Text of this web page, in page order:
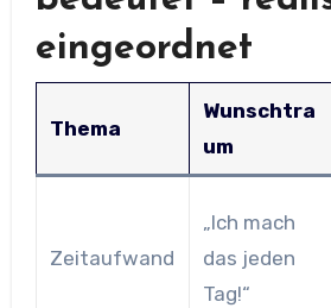
eingeordnet
Thema
Wunschtra
um
Zeitaufwand
„Ich mach
das jeden
Tag!“